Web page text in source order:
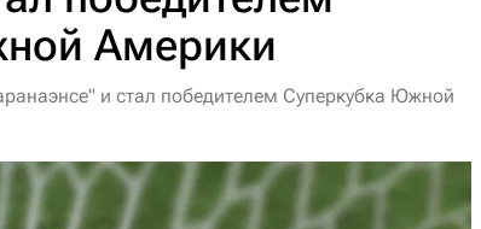
Америки
и стал победителем Суперкубка Южной